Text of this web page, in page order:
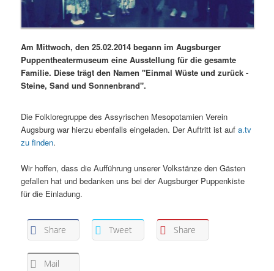
Am Mittwoch, den 25.02.2014 begann im Augsburger
Puppentheatermuseum eine Ausstellung für die gesamte
Familie. Diese trägt den Namen "Einmal Wüste und zurück -
Steine, Sand und Sonnenbrand".
Die Folkloregruppe des Assyrischen Mesopotamien Verein
Augsburg war hierzu ebenfalls eingeladen. Der Auftritt ist aufa.tv
zu finden.
Wir hoffen, dass die Aufführung unserer Volkstänze den Gästen
gefallen hat und bedanken uns bei der Augsburger Puppenkiste
für die Einladung.
Share Tweet Share
Mail